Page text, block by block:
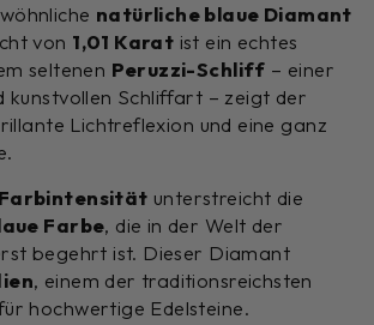
natürliche blaue Diamant
von 1,01 Karat ist ein echtes
seltenen Peruzzi-Schliff – einer
kunstvollen Schliffart – zeigt der
Lichtreflexion und eine ganz
unterstreicht die
Farbe, die in der Welt der
begehrt ist. Dieser Diamant
, einem der traditionsreichsten
hochwertige Edelsteine.